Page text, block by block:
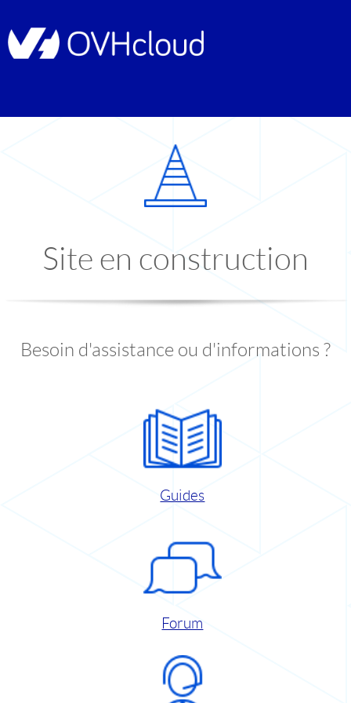
Site en construction
Besoin d'assistance ou d'informations ?
Guides
Forum